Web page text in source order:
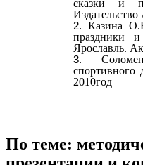
сказки и
Казина
праздники
Ярославль.
спортивного
2010год
По теме: